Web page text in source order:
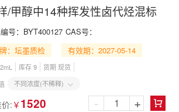
/甲醇中14种挥发性卤代烃混标
号： BYT400127 CAS号：
：坛墨质检
有效期：2027-05-14
库存 9
货期 现货
不同浓度(不稀释) 
: ￥ 1520 
- +